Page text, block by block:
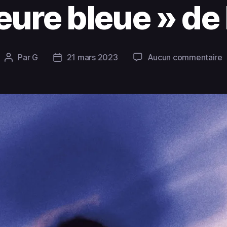
bleue »
Par G 21 mars 2023 Aucun commentaire